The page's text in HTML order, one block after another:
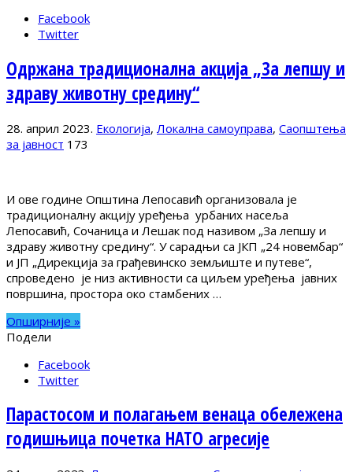
Facebook
Twitter
Одржана традиционална акција „За лепшу и
здраву животну средину“
28. април 2023. Екологија, Локална самоуправа, Саопштења
за јавност 173
И ове године Општина Лепосавић организовала је
традиционалну акцију уређења урбаних насеља
Лепосавић, Сочаница и Лешак под називом „За лепшу и
здраву животну средину“. У сарадњи са ЈКП „24 новембар“
и ЈП „Дирекција за грађевинско земљиште и путеве“,
спроведено је низ активности са циљем уређења јавних
површина, простора око стамбених …
Опширније »
Подели
Facebook
Twitter
Парастосом и полагањем венаца обележена
годишњица почетка НАТО агресије